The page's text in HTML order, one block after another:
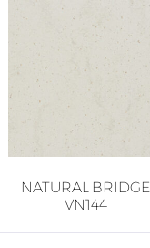
NATURAL BRIDGE
VN144